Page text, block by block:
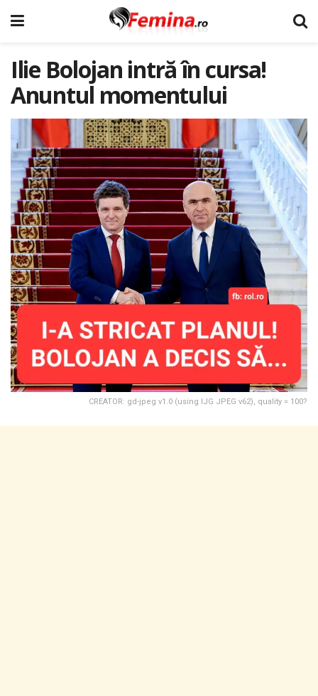
Ilie Bolojan intră în cursa!
Anuntul momentului
CREATOR: gd-jpeg v1.0 (using IJG JPEG v62), quality = 100?